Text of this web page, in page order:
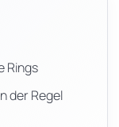
Rings
der Regel